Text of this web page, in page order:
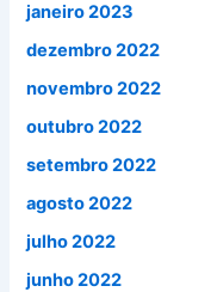
janeiro 2023
dezembro 2022
novembro 2022
outubro 2022
setembro 2022
agosto 2022
julho 2022
junho 2022